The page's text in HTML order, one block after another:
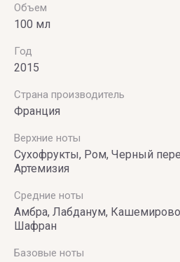
Объем
100 мл
Год
2015
Страна производитель
Франция
Верхние ноты
Сухофрукты, Ром, Черный
Артемизия
Средние ноты
Амбра, Лабданум,
Шафран
Базовые ноты